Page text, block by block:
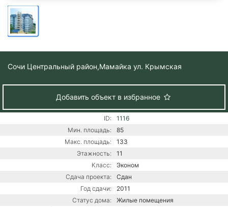
Сочи Центральный район,Мамайка ул. Крымская
Добавить объект в избранное
ID:
1116
Мин. площадь:
85
Макс. площадь:
133
Этажность:
11
Класс:
Эконом
Сдача проекта:
Сдан
Год сдачи:
2011
Статус дома:
Жилые помещения